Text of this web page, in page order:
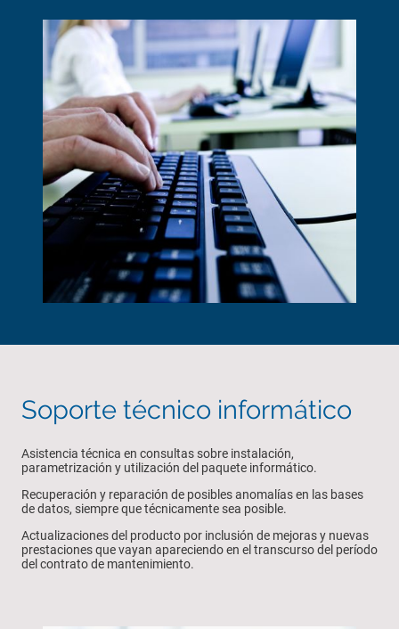
Soporte técnico informático
Asistencia técnica en consultas sobre instalación,
parametrización y utilización del paquete informático.
Recuperación y reparación de posibles anomalías en las bases
de datos, siempre que técnicamente sea posible.
Actualizaciones del producto por inclusión de mejoras y nuevas
prestaciones que vayan apareciendo en el transcurso del período
del contrato de mantenimiento.